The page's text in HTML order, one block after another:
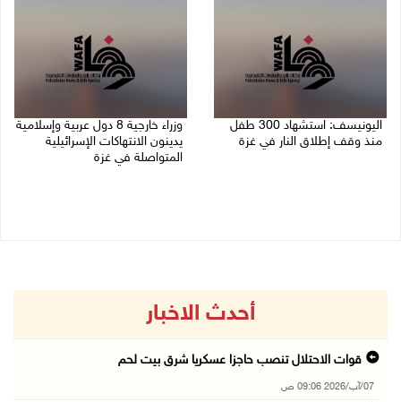
اليونيسف: استشهاد 300 طفل
منذ وقف إطلاق النار في غزة
وزراء خارجية 8 دول عربية وإسلامية
يدينون الانتهاكات الإسرائيلية
المتواصلة في غزة
أحدث الاخبار
قوات الاحتلال تنصب حاجزا عسكريا شرق بيت لحم
07/آب/2026 09:06 ص